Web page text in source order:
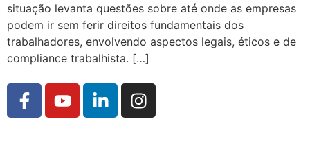
situação levanta questões sobre até onde as empresas
podem ir sem ferir direitos fundamentais dos
trabalhadores, envolvendo aspectos legais, éticos e de
compliance trabalhista. […]